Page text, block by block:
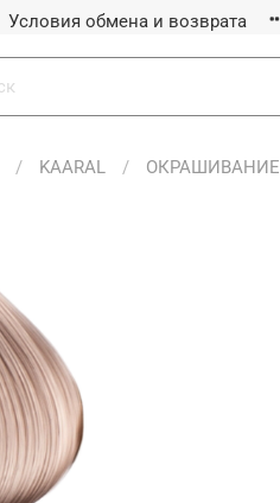
Условия обмена и возврата
KAARAL ОКРАШИВАНИЕ